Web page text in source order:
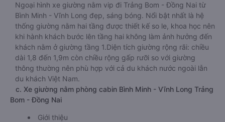
Ngoại hình xe giường nằm vip đi Trảng Bom - Đồng Nai từ
Bình Minh - Vĩnh Long đẹp, sáng bóng. Nổi bật nhất là hệ
thống giường nằm hai tầng được thiết kế so le, khoa học nên
khi hành khách bước lên tầng hai không làm ảnh hưởng đến
khách nằm ở giường tầng 1.Diện tích giường rộng rãi: chiều
dài 1,8 đến 1,9m còn chiều rộng gấp rưỡi so với giường
thông thường nên phù hợp với cả du khách nước ngoài lẫn
du khách Việt Nam.
c. Xe giường nằm phòng cabin Bình Minh - Vĩnh Long Trảng
Bom - Đồng Nai
Giới thiệu